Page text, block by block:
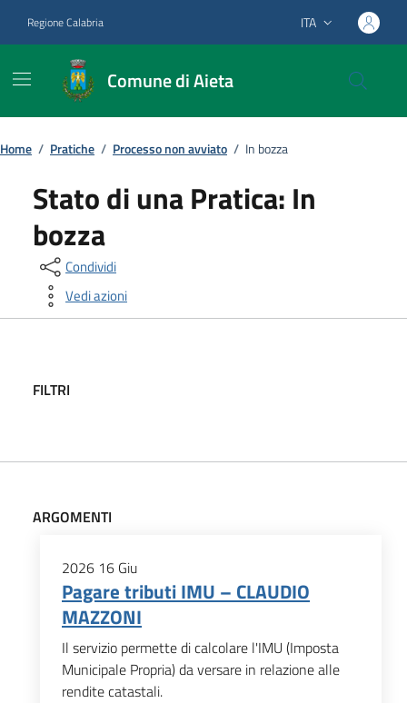
Regione Calabria Lingua attiva:
ITA
Comune di Aieta
Home / Pratiche / Processo non avviato / In bozza
Stato di una Pratica: In
bozza
Condividi
Vedi azioni
FILTRI
ARGOMENTI
2026 16 Giu
Pagare tributi IMU – CLAUDIO
MAZZONI
Il servizio permette di calcolare l'IMU (Imposta
Municipale Propria) da versare in relazione alle
rendite catastali.